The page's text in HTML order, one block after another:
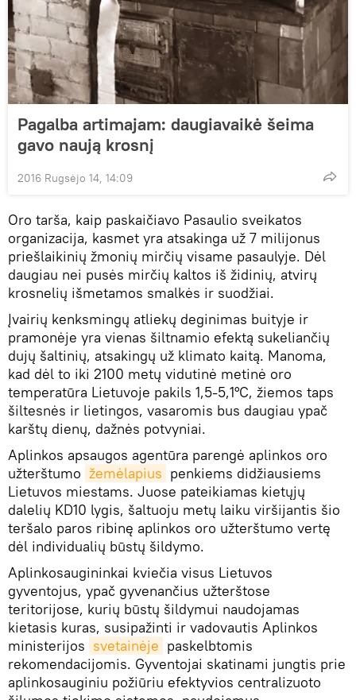
Pagalba artimajam: daugiavaikė šeima
gavo naują krosnį
2016 Rugsėjo 14, 14:09
Oro tarša, kaip paskaičiavo Pasaulio sveikatos
organizacija, kasmet yra atsakinga už 7 milijonus
priešlaikinių žmonių mirčių visame pasaulyje. Dėl
daugiau nei pusės mirčių kaltos iš židinių, atvirų
krosnelių išmetamos smalkės ir suodžiai.
Įvairių kenksmingų atliekų deginimas buityje ir
pramonėje yra vienas šiltnamio efektą sukeliančių
dujų šaltinių, atsakingų už klimato kaitą. Manoma,
kad dėl to iki 2100 metų vidutinė metinė oro
temperatūra Lietuvoje pakils 1,5-5,1°C, žiemos taps
šiltesnės ir lietingos, vasaromis bus daugiau ypač
karštų dienų, dažnės potvyniai.
Aplinkos apsaugos agentūra parengė aplinkos oro
užterštumo žemėlapius penkiems didžiausiems
Lietuvos miestams. Juose pateikiamas kietųjų
dalelių KD10 lygis, šaltuoju metų laiku viršijantis šio
teršalo paros ribinę aplinkos oro užterštumo vertę
dėl individualių būstų šildymo.
Aplinkosaugininkai kviečia visus Lietuvos
gyventojus, ypač gyvenančius užterštose
teritorijose, kurių būstų šildymui naudojamas
kietasis kuras, susipažinti ir vadovautis Aplinkos
ministerijos svetainėje paskelbtomis
rekomendacijomis. Gyventojai skatinami jungtis prie
aplinkosauginiu požiūriu efektyvios centralizuoto